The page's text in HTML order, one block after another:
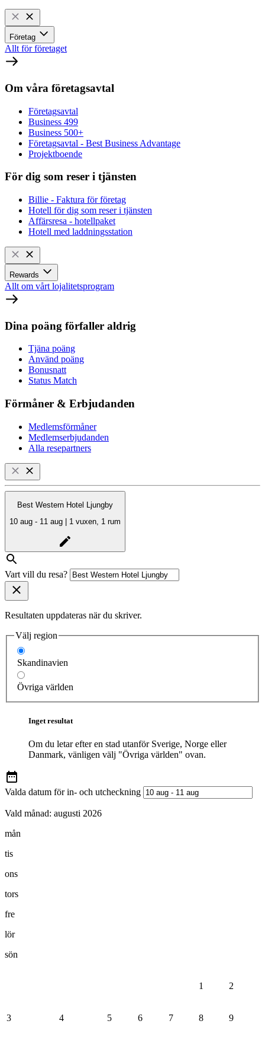
Företag
Allt för företaget
Om våra företagsavtal
Företagsavtal
Business 499
Business 500+
Företagsavtal - Best Business Advantage
Projektboende
För dig som reser i tjänsten
Billie - Faktura för företag
Hotell för dig som reser i tjänsten
Affärsresa - hotellpaket
Hotell med laddningsstation
Rewards
Allt om vårt lojalitetsprogram
Dina poäng förfaller aldrig
Tjäna poäng
Använd poäng
Bonusnatt
Status Match
Förmåner & Erbjudanden
Medlemsförmåner
Medlemserbjudanden
Alla resepartners
Best Western Hotel Ljungby
10 aug - 11 aug | 1 vuxen, 1 rum
Vart vill du resa?
Resultaten uppdateras när du skriver.
Välj region
Skandinavien
Övriga världen
Inget resultat
Om du letar efter en stad utanför Sverige, Norge eller
Danmark, vänligen välj "Övriga världen" ovan.
Valda datum för in- och utcheckning
Vald månad: augusti 2026
mån
tis
ons
tors
fre
lör
sön
1 2
3 4 5 6 7 8 9